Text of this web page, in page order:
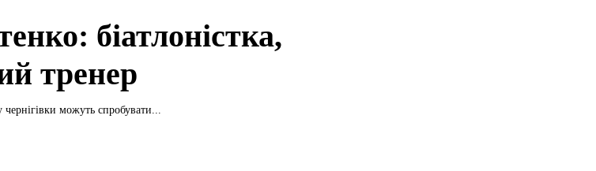
біатлоністка,
тренер
можуть спробувати...